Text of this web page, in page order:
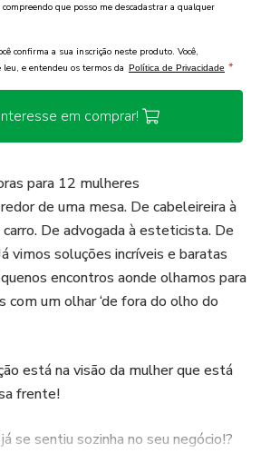
que posso me descadastrar a qualquer
confirma a sua inscrição neste produto. Você,
e entendeu os termos da Política de Privacidade *
em comprar!
para 12 mulheres
de uma mesa. De cabeleireira à
De advogada à esteticista. De
vimos soluções incríveis e baratas
encontros aonde olhamos para
com um olhar ‘de fora do olho do
está na visão da mulher que está
frente!
se sentiu sozinha no seu negócio!?